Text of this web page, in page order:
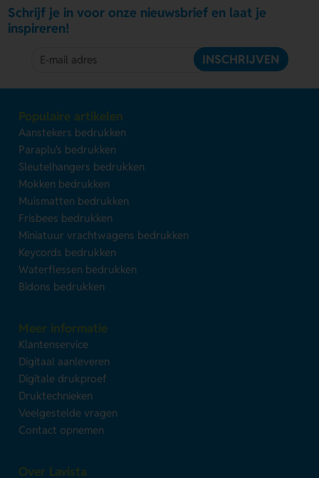
Schrijf je in voor onze nieuwsbrief en laat je
inspireren!
INSCHRIJVEN
Populaire artikelen
Aanstekers bedrukken
Paraplu's bedrukken
Sleutelhangers bedrukken
Mokken bedrukken
Muismatten bedrukken
Frisbees bedrukken
Miniatuur vrachtwagens bedrukken
Keycords bedrukken
Waterflessen bedrukken
Bidons bedrukken
Meer informatie
Klantenservice
Digitaal aanleveren
Digitale drukproef
Druktechnieken
Veelgestelde vragen
Contact opnemen
Over Lavista